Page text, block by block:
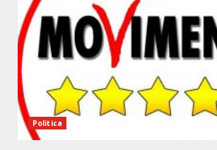
Politica